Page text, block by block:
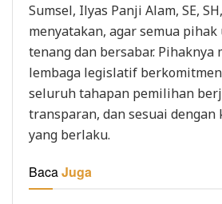
Sumsel, Ilyas Panji Alam, SE,
menyatakan, agar semua
tenang dan bersabar. Pihaknya
lembaga legislatif
seluruh tahapan pemilihan
transparan, dan sesuai
yang berlaku.
BacaJuga